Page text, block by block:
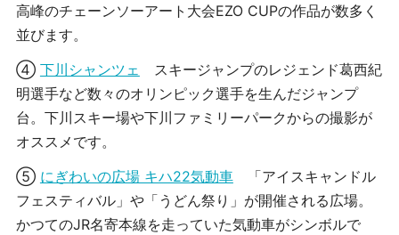
高峰のチェーンソーアート大会EZO CUPの作品が数多く
並びます。
④ 下川シャンツェ
スキージャンプのレジェンド葛西紀
明選手など数々のオリンピック選手を生んだジャンプ
台。下川スキー場や下川ファミリーパークからの撮影が
オススメです。
⑤ にぎわいの広場 キハ22気動車「アイスキャンドル
フェスティバル」や「うどん祭り」が開催される広場。
かつてのJR名寄本線を走っていた気動車がシンボルで